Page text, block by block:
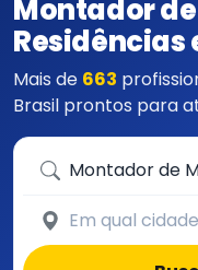
Montador
Residências
Mais de 663
Brasil prontos para
Que serviço você
Em qual cidade?